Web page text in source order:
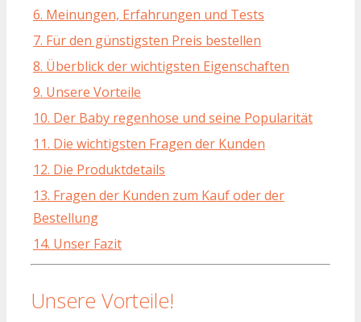
6. Meinungen, Erfahrungen und Tests
7. Für den günstigsten Preis bestellen
8. Überblick der wichtigsten Eigenschaften
9. Unsere Vorteile
10. Der Baby regenhose und seine Popularität
11. Die wichtigsten Fragen der Kunden
12. Die Produktdetails
13. Fragen der Kunden zum Kauf oder der
Bestellung
14. Unser Fazit
Unsere Vorteile!